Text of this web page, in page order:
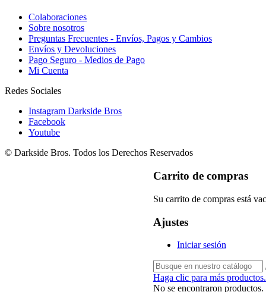
Colaboraciones
Sobre nosotros
Preguntas Frecuentes - Envíos, Pagos y Cambios
Envíos y Devoluciones
Pago Seguro - Medios de Pago
Mi Cuenta
Redes Sociales
Instagram Darkside Bros
Facebook
Youtube
© Darkside Bros. Todos los Derechos Reservados
Carrito de compras
Su carrito de compras está
Ajustes
Iniciar sesión
Haga clic para más productos.
No se encontraron productos.